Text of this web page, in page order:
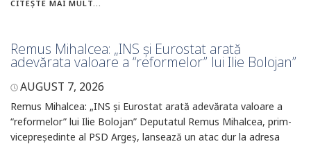
CITEȘTE MAI MULT...
Remus Mihalcea: „INS și Eurostat arată
adevărata valoare a “reformelor” lui Ilie Bolojan”
AUGUST 7, 2026
Remus Mihalcea: „INS și Eurostat arată adevărata valoare a
“reformelor” lui Ilie Bolojan” Deputatul Remus Mihalcea, prim-
vicepreședinte al PSD Argeș, lansează un atac dur la adresa